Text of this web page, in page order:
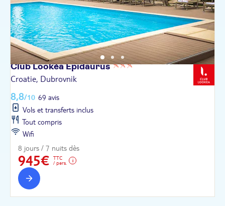
Club LookéaEpidaurus
Croatie, Dubrovnik
8,8/10 69 avis
Vols et transferts inclus
Tout compris
Wifi
8 jours / 7 nuits dès
945€
TTC
/ pers.